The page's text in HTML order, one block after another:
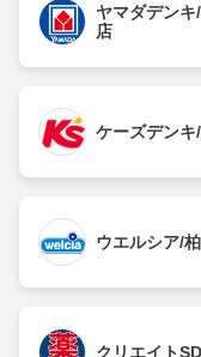
ヤマダデン
店
ケーズデンキ
ウエルシア/
クリエイト